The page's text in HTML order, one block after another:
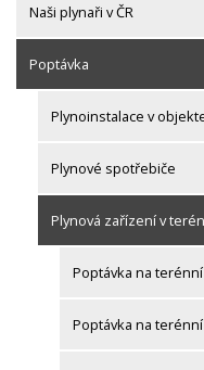
Naši plynaři v ČR
Poptávka
Plynoinstalace v
Plynové spotřebiče
Plynová zařízení v
Poptávka na
Poptávka na